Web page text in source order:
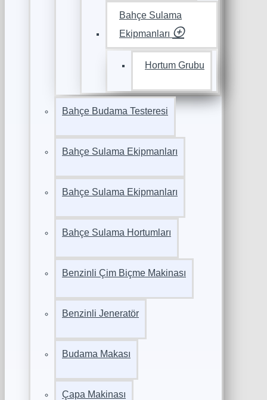
Bahçe Sulama
Ekipmanları
Hortum Grubu
Bahçe Budama Testeresi
Bahçe Sulama Ekipmanları
Bahçe Sulama Ekipmanları
Bahçe Sulama Hortumları
Benzinli Çim Biçme Makinası
Benzinli Jeneratör
Budama Makası
Çapa Makinası